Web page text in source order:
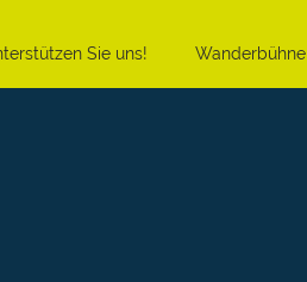
Sie uns! Wanderbühne